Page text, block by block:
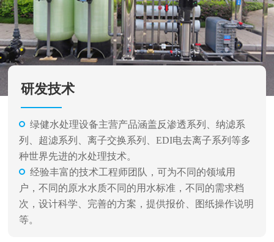
研发技术
绿健水处理设备主营产品涵盖反渗透系列、纳滤系
列、超滤系列、离子交换系列、EDI电去离子系列等多
种世界先进的水处理技术。
经验丰富的技术工程师团队，可为不同的领域用
户，不同的原水水质不同的用水标准，不同的需求档
次，设计科学、完善的方案，提供报价、图纸操作说明
等。